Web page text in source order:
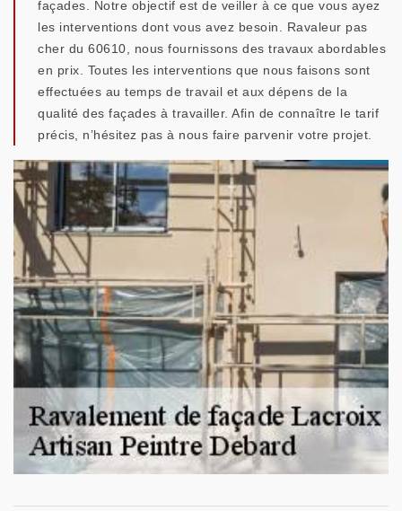
façades. Notre objectif est de veiller à ce que vous ayez
les interventions dont vous avez besoin. Ravaleur pas
cher du 60610, nous fournissons des travaux abordables
en prix. Toutes les interventions que nous faisons sont
effectuées au temps de travail et aux dépens de la
qualité des façades à travailler. Afin de connaître le tarif
précis, n’hésitez pas à nous faire parvenir votre projet.